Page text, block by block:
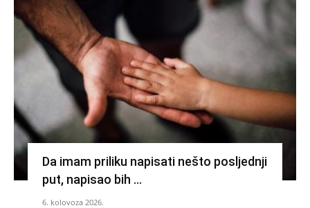
Da imam priliku napisati nešto posljednji
put, napisao bih …
6. kolovoza 2026.